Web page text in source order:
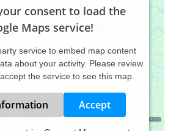
consent to load the
Maps service!
service to embed map content
about your activity. Please review
the service to see this map.
Accept